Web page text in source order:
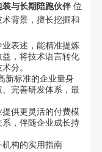
与长期陪跑伙伴位
背景，擅长挖掘和
表述，能精准提炼
，将技术语言转化
分。
新标准的企业量身
完善研发体系，最
供更灵活的付费模
，伴随企业成长持
构的实用指南